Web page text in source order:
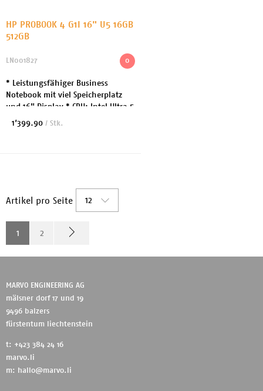
HP PROBOOK 4 G1I 16" U5 16GB
512GB
0
LN001827
* Leistungsfähiger Business
Notebook mit viel Speicherplatz
und 16" Display * CPU: Intel Ultra 5
225U / 4.8GHz * Arbeitsspeicher:
1’399.90 / Stk.
Artikel pro Seite 12
1 2
MARVO ENGINEERING AG
mälsner dorf 17 und 19
9496 balzers
fürstentum liechtenstein
t: +423 384 24 16
marvo.li
m:
hallo@marvo.li